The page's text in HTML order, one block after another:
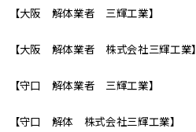
【大阪 解体業者 三輝工業】
【大阪 解体業者 株式会社三輝工業】
【守口 解体業者 三輝工業】
【守口 解体 株式会社三輝工業】